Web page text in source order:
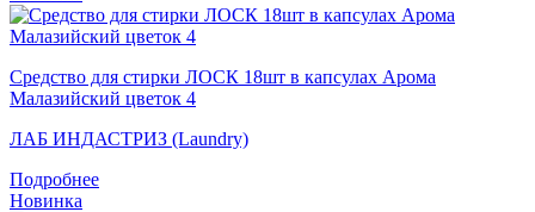
Средство для стирки ЛОСК 18шт в капсулах Арома
Малазийский цветок 4
ЛАБ ИНДАСТРИЗ (Laundry)
Подробнее
Новинка